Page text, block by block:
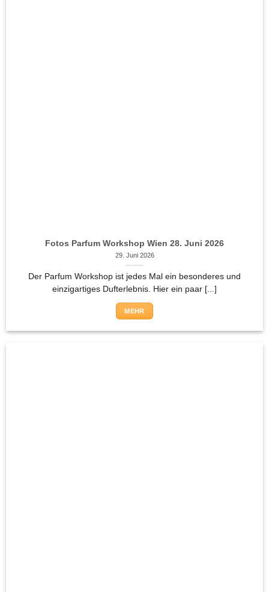
Fotos Parfum Workshop Wien 28. Juni 2026
29. Juni 2026
Der Parfum Workshop ist jedes Mal ein besonderes und
einzigartiges Dufterlebnis. Hier ein paar [...]
MEHR